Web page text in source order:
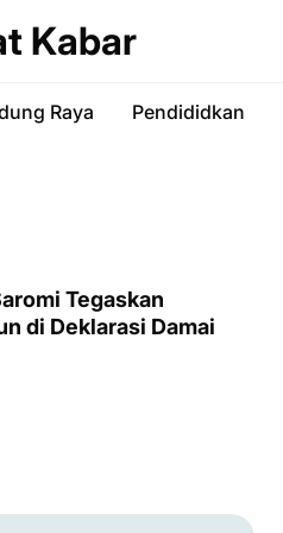
Kabar
Raya Pendididkan
Tegaskan
di Deklarasi Damai